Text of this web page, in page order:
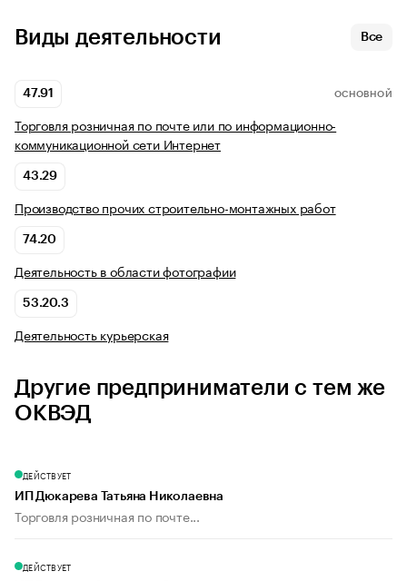
Виды деятельности Все
47.91 ОСНОВНОЙ
Торговля розничная по почте или по информационно-
коммуникационной сети Интернет
43.29
Производство прочих строительно-монтажных работ
74.20
Деятельность в области фотографии
53.20.3
Деятельность курьерская
Другие предприниматели с тем же
ОКВЭД
ДЕЙСТВУЕТ
ИП Дюкарева Татьяна Николаевна
Торговля розничная по почте...
ДЕЙСТВУЕТ